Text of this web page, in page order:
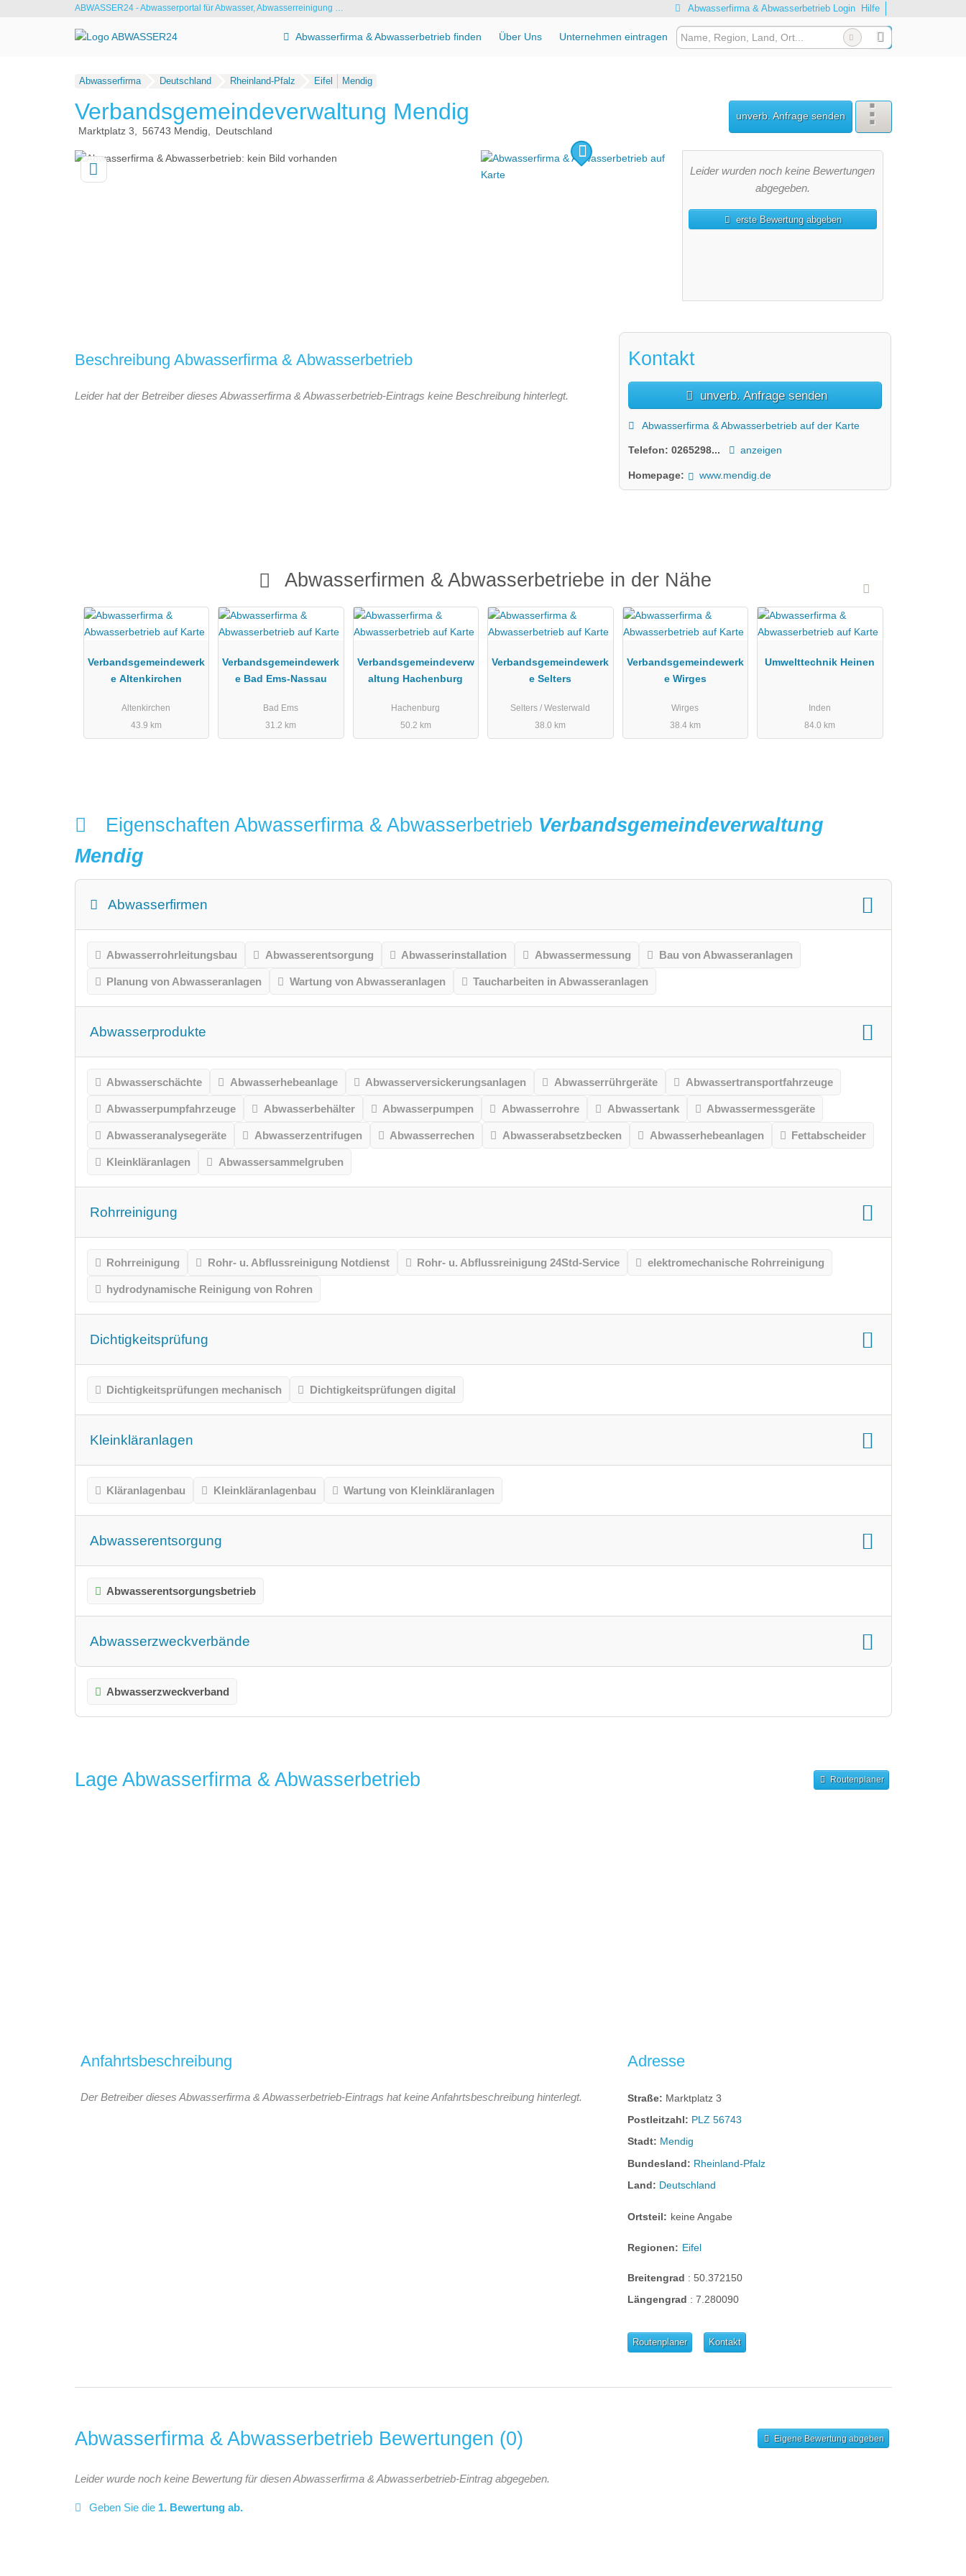
ABWASSER24 - Abwasserportal für Abwasser, Abwasserreinigung … Abwasserfirma & Abwasserbetrieb Login Hilfe
Abwasserfirma & Abwasserbetrieb finden Über Uns Unternehmen eintragen
Abwasserfirma Deutschland Rheinland-Pfalz Eifel Mendig
Verbandsgemeindeverwaltung Mendig
Marktplatz 3 56743 Mendig Deutschland
unverb. Anfrage senden
Leider wurden noch keine Bewertungen
abgegeben.
erste Bewertung abgeben
Beschreibung Abwasserfirma & Abwasserbetrieb
Leider hat der Betreiber dieses Abwasserfirma & Abwasserbetrieb-Eintrags keine Beschreibung hinterlegt.
Kontakt
unverb. Anfrage senden
Abwasserfirma & Abwasserbetrieb auf der Karte
Telefon:0265298... anzeigen
Homepage: www.mendig.de
Abwasserfirmen & Abwasserbetriebe in der Nähe
Verbandsgemeindewerk
e Altenkirchen
Altenkirchen
43.9 km
Verbandsgemeindewerk
e Bad Ems-Nassau
Bad Ems
31.2 km
Verbandsgemeindeverw
altung Hachenburg
Hachenburg
50.2 km
Verbandsgemeindewerk
e Selters
Selters / Westerwald
38.0 km
Verbandsgemeindewerk
e Wirges
Wirges
38.4 km
Umwelttechnik Heinen
Inden
84.0 km
Eigenschaften Abwasserfirma & Abwasserbetrieb Verbandsgemeindeverwaltung
Mendig
Abwasserfirmen
Abwasserrohrleitungsbau Abwasserentsorgung Abwasserinstallation Abwassermessung Bau von Abwasseranlagen
Planung von Abwasseranlagen Wartung von Abwasseranlagen Taucharbeiten in Abwasseranlagen
Abwasserprodukte
Abwasserschächte Abwasserhebeanlage Abwasserversickerungsanlagen Abwasserrührgeräte Abwassertransportfahrzeuge
Abwasserpumpfahrzeuge Abwasserbehälter Abwasserpumpen Abwasserrohre Abwassertank Abwassermessgeräte
Abwasseranalysegeräte Abwasserzentrifugen Abwasserrechen Abwasserabsetzbecken Abwasserhebeanlagen Fettabscheider
Kleinkläranlagen Abwassersammelgruben
Rohrreinigung
Rohrreinigung Rohr- u. Abflussreinigung Notdienst Rohr- u. Abflussreinigung 24Std-Service elektromechanische Rohrreinigung
hydrodynamische Reinigung von Rohren
Dichtigkeitsprüfung
Dichtigkeitsprüfungen mechanisch Dichtigkeitsprüfungen digital
Kleinkläranlagen
Kläranlagenbau Kleinkläranlagenbau Wartung von Kleinkläranlagen
Abwasserentsorgung
Abwasserentsorgungsbetrieb
Abwasserzweckverbände
Abwasserzweckverband
Lage Abwasserfirma & Abwasserbetrieb Routenplaner
Anfahrtsbeschreibung
Der Betreiber dieses Abwasserfirma & Abwasserbetrieb-Eintrags hat keine Anfahrtsbeschreibung hinterlegt.
Adresse
Straße: Marktplatz 3
Postleitzahl: PLZ 56743
Stadt: Mendig
Bundesland: Rheinland-Pfalz
Land: Deutschland
Ortsteil: keine Angabe
Regionen: Eifel
Breitengrad :50.372150
Längengrad :7.280090
Routenplaner Kontakt
Abwasserfirma & Abwasserbetrieb Bewertungen 0 Eigene Bewertung abgeben
Leider wurde noch keine Bewertung für diesen Abwasserfirma & Abwasserbetrieb-Eintrag abgegeben.
Geben Sie die 1. Bewertung ab.